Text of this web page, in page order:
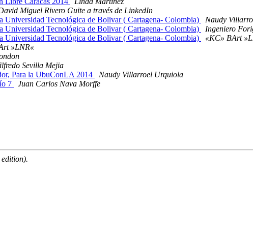
Miguel Rivero Guite a través de LinkedIn
Tecnológica de Bolivar ( Cartagena- Colombia)
Naudy
Tecnológica de Bolivar ( Cartagena- Colombia)
Ingeniero
Tecnológica de Bolivar ( Cartagena- Colombia)
«KC» BArt
»LNR«
Sevilla Mejia
Para la UbuConLA 2014
Naudy Villarroel Urquiola
7
Juan Carlos Nava Morffe